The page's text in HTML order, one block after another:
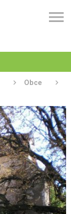

Obce